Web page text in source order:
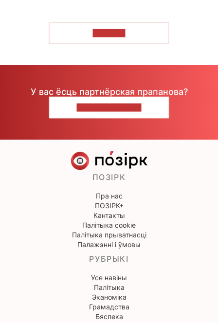
У вас ёсць партнёрская прапанова?
ПОЗІРК
Пра нас
ПОЗІРК+
Кантакты
Палітыка cookie
Палітыка прыватнасці
Палажэнні і ўмовы
РУБРЫКІ
Усе навіны
Палітыка
Эканоміка
Грамадства
Бяспека